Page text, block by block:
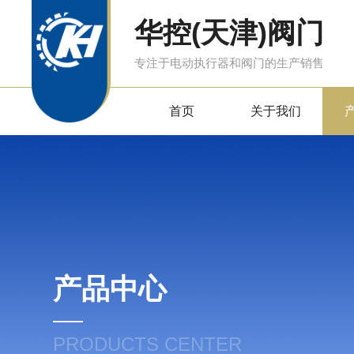
华控(天津)阀门
专注于电动执行器和阀门的生产销售
首页 关于我们
产品中心
PRODUCTS CENTER